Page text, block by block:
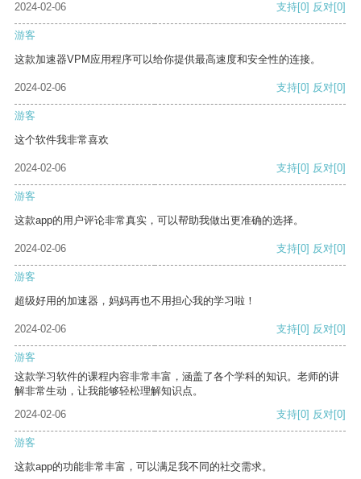
2024-02-06 支持[0] 反对[0]
游客
这款加速器VPM应用程序可以给你提供最高速度和安全性的连接。
2024-02-06 支持[0] 反对[0]
游客
这个软件我非常喜欢
2024-02-06 支持[0] 反对[0]
游客
这款app的用户评论非常真实，可以帮助我做出更准确的选择。
2024-02-06 支持[0] 反对[0]
游客
超级好用的加速器，妈妈再也不用担心我的学习啦！
2024-02-06 支持[0] 反对[0]
游客
这款学习软件的课程内容非常丰富，涵盖了各个学科的知识。老师的讲
解非常生动，让我能够轻松理解知识点。
2024-02-06
支持[0] 反对[0]
游客
这款app的功能非常丰富，可以满足我不同的社交需求。